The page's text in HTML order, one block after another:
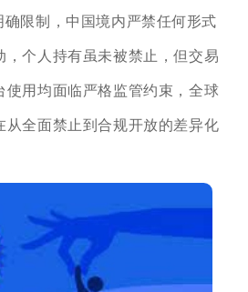
确限制，中国境内严禁任何形式
，个人持有虽未被禁止，但交易
使用均面临严格监管约束，全球
从全面禁止到合规开放的差异化